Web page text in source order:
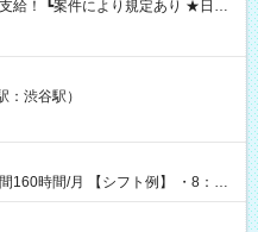
その日に現金GET♪ お仕事後はコ
ます！ 【試用期間】試
渋谷駅）
フト例】 ・8：00